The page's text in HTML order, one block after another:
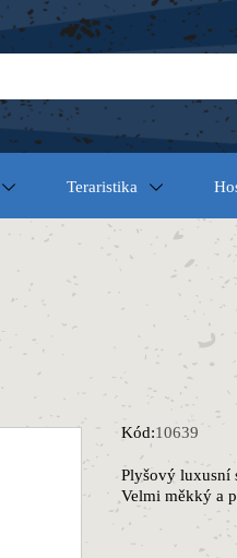
Teraristika
Kód:10639
Plyšový luxusní
Velmi měkký a